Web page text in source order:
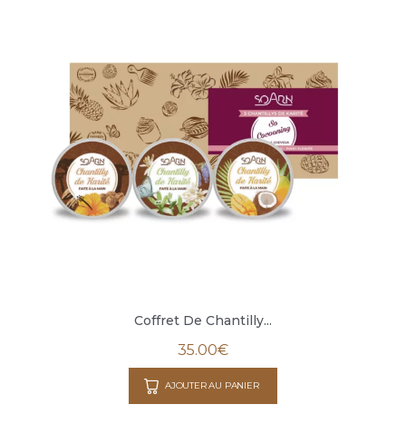
Coffret De Chantilly...
35.00€
AJOUTER AU PANIER